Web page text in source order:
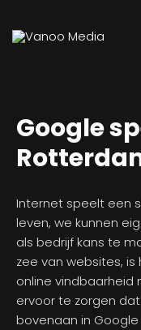
Google
Internet speelt een
leven, we kunnen
als bedrijf kans te
zee van websites,
online vindbaarheid
ervoor te zorgen
bovenaan in